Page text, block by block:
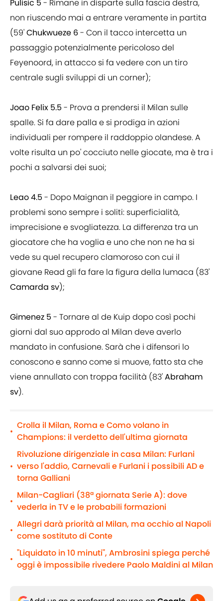
Pulisic 5 - Rimane in disparte sulla fascia destra,
non riuscendo mai a entrare veramente in partita
(59'Chukwueze 6- Con il tacco intercetta un
passaggio potenzialmente pericoloso del
Feyenoord, in attacco si fa vedere con un tiro
centrale sugli sviluppi di un corner);
Joao Felix 5.5 - Prova a prendersi il Milan sulle
spalle. Si fa dare palla e si prodiga in azioni
individuali per rompere il raddoppio olandese. A
volte risulta un po' cocciuto nelle giocate, ma è tra i
pochi a salvarsi dei suoi;
Leao 4.5 - Dopo Maignan il peggiore in campo. I
problemi sono sempre i soliti: superficialità,
imprecisione e svogliatezza. La differenza tra un
giocatore che ha voglia e uno che non ne ha si
vede su quel recupero clamoroso con cui il
giovane Read gli fa fare la figura della lumaca (83'
Camarda sv);
Gimenez 5 - Tornare al de Kuip dopo così pochi
giorni dal suo approdo al Milan deve averlo
mandato in confusione. Sarà che i difensori lo
conoscono e sanno come si muove, fatto sta che
viene annullato con troppa facilità (83'Abraham
sv).
•
Crolla il Milan, Roma e Como volano in
Champions: il verdetto dell'ultima giornata
•
Rivoluzione dirigenziale in casa Milan: Furlani
verso l'addio, Carnevali e Furlani i possibili AD e
torna Galliani
•
Milan-Cagliari (38ª giornata Serie A): dove
vederla in TV e le probabili formazioni
•
Allegri darà priorità al Milan, ma occhio al Napoli
come sostituto di Conte
•
"Liquidato in 10 minuti", Ambrosini spiega perché
oggi è impossibile rivedere Paolo Maldini al Milan